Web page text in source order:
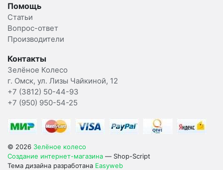
Помощь
Статьи
Вопрос-ответ
Производители
Контакты
Зелёное Колесо
г. Омск, ул. Лизы Чайкиной, 12
+7 (3812) 50-44-93
+7 (950) 950-54-25
© 2026 Зелёное колесо
Создание интернет-магазина — Shop-Script
Тема дизайна разработана Easyweb